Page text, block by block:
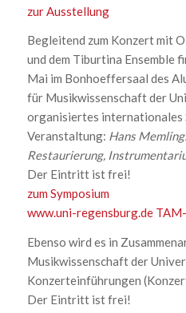
zur Ausstellung
Begleitend zum Konzert mit
und dem Tiburtina Ensemble
Mai im Bonhoeffersaal des
für Musikwissenschaft der
organisiertes internationales
Veranstaltung: Hans
Restaurierung,
Der Eintritt ist frei!
zum Symposium
www.uni-regensburg.de
Ebenso wird es in
Musikwissenschaft der
Konzerteinführungen
Der Eintritt ist frei!